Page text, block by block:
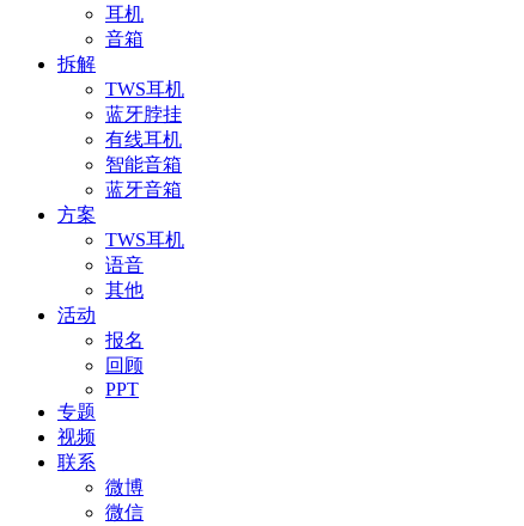
耳机
音箱
拆解
TWS耳机
蓝牙脖挂
有线耳机
智能音箱
蓝牙音箱
方案
TWS耳机
语音
其他
活动
报名
回顾
PPT
专题
视频
联系
微博
微信